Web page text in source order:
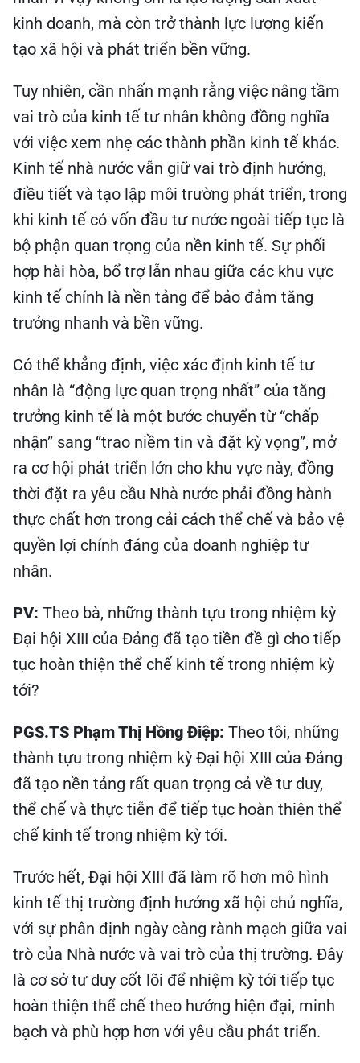
kinh doanh, mà còn trở thành lực lượng kiến
tạo xã hội và phát triển bền vững.
Tuy nhiên, cần nhấn mạnh rằng việc nâng tầm
vai trò của kinh tế tư nhân không đồng nghĩa
với việc xem nhẹ các thành phần kinh tế khác.
Kinh tế nhà nước vẫn giữ vai trò định hướng,
điều tiết và tạo lập môi trường phát triển, trong
khi kinh tế có vốn đầu tư nước ngoài tiếp tục là
bộ phận quan trọng của nền kinh tế. Sự phối
hợp hài hòa, bổ trợ lẫn nhau giữa các khu vực
kinh tế chính là nền tảng để bảo đảm tăng
trưởng nhanh và bền vững.
Có thể khẳng định, việc xác định kinh tế tư
nhân là “động lực quan trọng nhất” của tăng
trưởng kinh tế là một bước chuyển từ “chấp
nhận” sang “trao niềm tin và đặt kỳ vọng”, mở
ra cơ hội phát triển lớn cho khu vực này, đồng
thời đặt ra yêu cầu Nhà nước phải đồng hành
thực chất hơn trong cải cách thể chế và bảo vệ
quyền lợi chính đáng của doanh nghiệp tư
nhân.
PV: Theo bà, những thành tựu trong nhiệm kỳ
Đại hội XIII của Đảng đã tạo tiền đề gì cho tiếp
tục hoàn thiện thể chế kinh tế trong nhiệm kỳ
tới?
PGS.TS Phạm Thị Hồng Điệp: Theo tôi, những
thành tựu trong nhiệm kỳ Đại hội XIII của Đảng
đã tạo nền tảng rất quan trọng cả về tư duy,
thể chế và thực tiễn để tiếp tục hoàn thiện thể
chế kinh tế trong nhiệm kỳ tới.
Trước hết, Đại hội XIII đã làm rõ hơn mô hình
kinh tế thị trường định hướng xã hội chủ nghĩa,
với sự phân định ngày càng rành mạch giữa vai
trò của Nhà nước và vai trò của thị trường. Đây
là cơ sở tư duy cốt lõi để nhiệm kỳ tới tiếp tục
hoàn thiện thể chế theo hướng hiện đại, minh
bạch và phù hợp hơn với yêu cầu phát triển.